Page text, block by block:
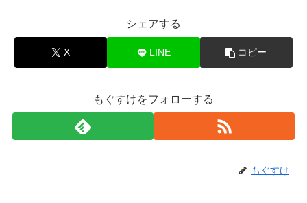
シェアする
X LINE コピー
もぐすけをフォローする
もぐすけ